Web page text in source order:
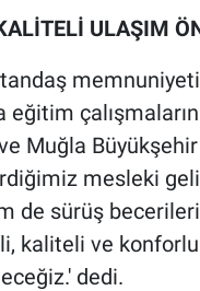
ULAŞIM
eğitim
Muğla
mesleki
de sürüş
kaliteli ve
dedi.